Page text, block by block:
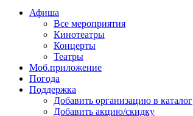
Афиша
Все мероприятия
Кинотеатры
Концерты
Театры
Моб.приложение
Погода
Поддержка
Добавить организацию в каталог
Добавить акцию/скидку